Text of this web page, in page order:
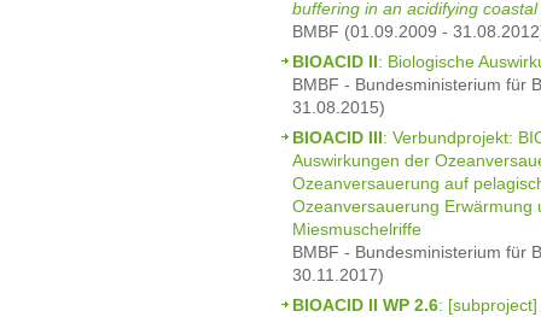
buffering in an acidifying
BMBF (01.09.2009 -
BIOACID II: Biologische
BMBF - Bundesministerium für
31.08.2015)
BIOACID III: Verbundprojekt:
Auswirkungen der
Ozeanversauerung auf
Ozeanversauerung Erwärmung
Miesmuschelriffe
BMBF - Bundesministerium für
30.11.2017)
BIOACID II WP 2.6: